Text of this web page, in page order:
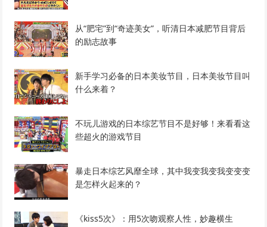
从“肥宅”到“奇迹美女”，听清日本减肥节目背后
的励志故事
新手学习必备的日本美妆节目，日本美妆节目叫
什么来着？
不玩儿游戏的日本综艺节目不是好够！来看看这
些超火的游戏节目
暴走日本综艺风靡全球，其中我变我变我变变变
是怎样火起来的？
《kiss5次》：用5次吻观察人性，妙趣横生